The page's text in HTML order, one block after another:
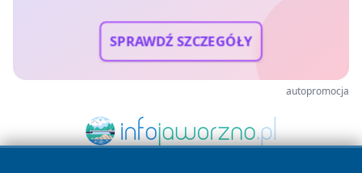
SPRAWDŹ SZCZEGÓŁY
autopromocja